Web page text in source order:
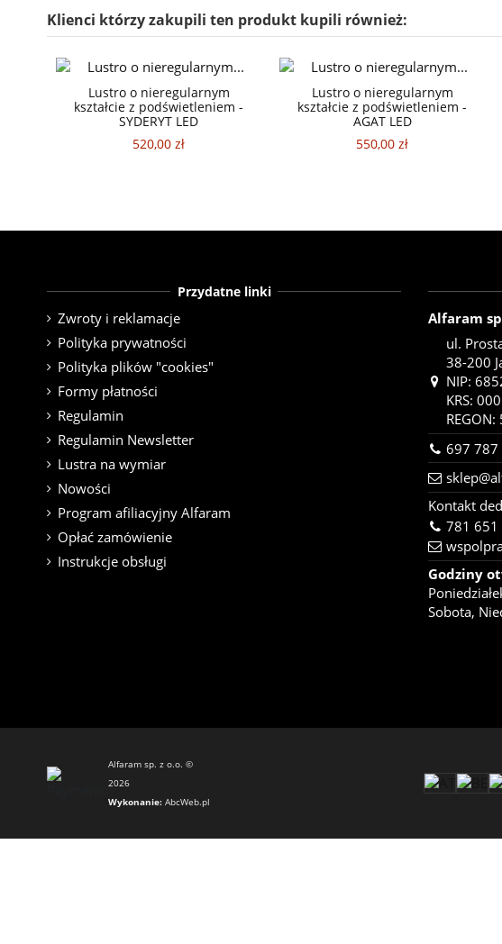
Klienci którzy zakupili ten produkt kupili również:
Lustro o nieregularnym
kształcie z podświetleniem -
SYDERYT LED
520,00 zł
Lustro o nieregularnym
kształcie z podświetleniem -
AGAT LED
550,00 zł
Przydatne linki
Zwroty i reklamacje
Polityka prywatności
Polityka plików "cookies"
Formy płatności
Regulamin
Regulamin Newsletter
Lustra na wymiar
Nowości
Program afiliacyjny Alfaram
Opłać zamówienie
Instrukcje obsługi
Alfaram
ul.
38-200
NIP:
KRS:
697 787
Kontakt
781 651
Godziny
Sobota,
Alfaram sp. z o.o. ©
2026
Wykonanie: AbcWeb.pl